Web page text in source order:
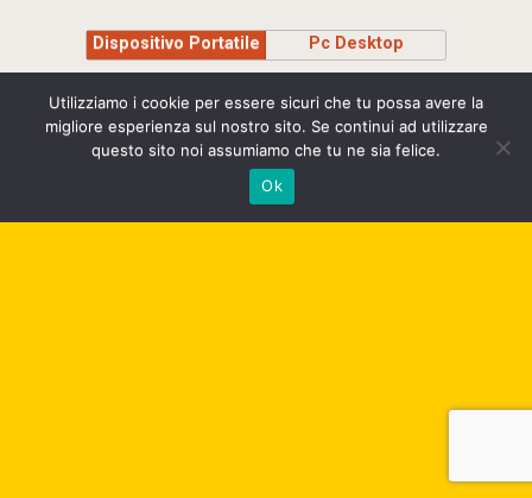
Dispositivo Portatile Pc Desktop
Copyright © 2015 Stefania Montagna - Insegnante di Sciamanesimo e Yoga Cell.
+39 335 8295710 | P.IVA 00975040239 | credits Studio Madesign
Utilizziamo i cookie per essere sicuri che tu possa avere la
migliore esperienza sul nostro sito. Se continui ad utilizzare
questo sito noi assumiamo che tu ne sia felice.
Ok